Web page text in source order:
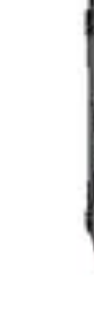
Électricien de
Choix d'un
Électricien